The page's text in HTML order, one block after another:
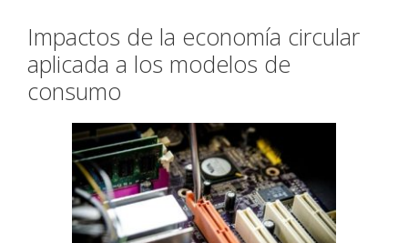
Impactos de la economía circular
aplicada a los modelos de
consumo